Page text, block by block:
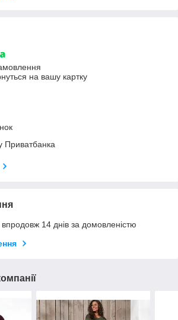
на вашу картку
Приватбанка
14 днів за домовленістю